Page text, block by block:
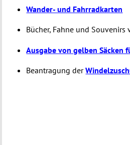
Wander- und Fahrradkarten
Bücher, Fahne und Souvenirs
Ausgabe von gelben Säcken
Beantragung der